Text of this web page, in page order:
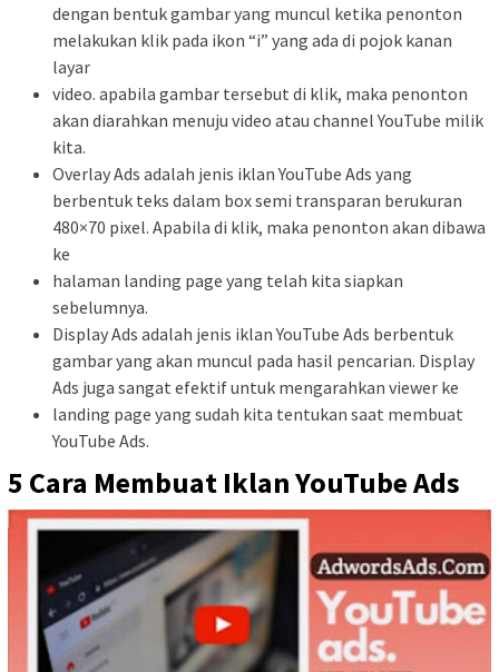
dengan bentuk gambar yang muncul ketika penonton
melakukan klik pada ikon “i” yang ada di pojok kanan
layar
video. apabila gambar tersebut di klik, maka penonton
akan diarahkan menuju video atau channel YouTube milik
kita.
Overlay Ads adalah jenis iklan YouTube Ads yang
berbentuk teks dalam box semi transparan berukuran
480×70 pixel. Apabila di klik, maka penonton akan dibawa
ke
halaman landing page yang telah kita siapkan
sebelumnya.
Display Ads adalah jenis iklan YouTube Ads berbentuk
gambar yang akan muncul pada hasil pencarian. Display
Ads juga sangat efektif untuk mengarahkan viewer ke
landing page yang sudah kita tentukan saat membuat
YouTube Ads.
5 Cara Membuat Iklan YouTube Ads